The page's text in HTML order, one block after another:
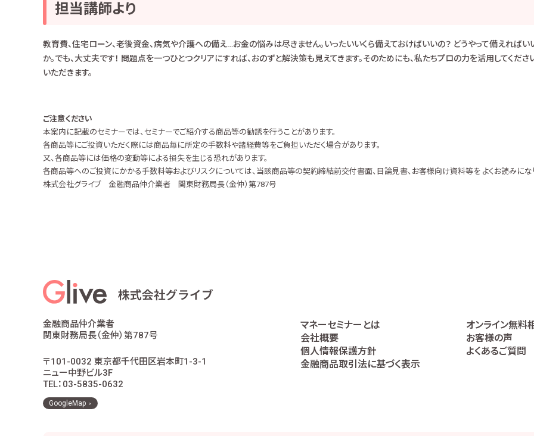
担当講師より
教育費、住宅ローン、老後資金、病気や介護への備え…お金の悩みは尽きません。いったいいくら備えておけばいいの？ どうやって備えればい
か。でも、大丈夫です！ 問題点を一つひとつクリアにすれば、おのずと解決策も見えてきます。そのためにも、私たちプロの力を活用してくだ
いただきます。
ご注意ください
本案内に記載のセミナーでは、セミナーでご紹介する商品等の勧誘を行うことがあります。
各商品等にご投資いただく際には商品毎に所定の手数料や諸経費等をご負担いただく場合があります。
又、各商品等には価格の変動等による損失を生じる恐れがあります。
各商品等へのご投資にかかる手数料等およびリスクについては、当該商品等の契約締結前交付書面、目論見書、お客様向け資料等を よくお読みにな
株式会社グライブ 金融商品仲介業者 関東財務局長（金仲）第787号
金融商品仲介業者
関東財務局長（金仲）第787号
〒101-0032 東京都千代田区岩本町1-3-1
ニュー中野ビル3F
TEL：03-5835-0632
GoogleMap
マネーセミナーとは
オンライン無料
会社概要
お客様の声
個人情報保護方針
よくあるご質問
金融商品取引法に基づく表示